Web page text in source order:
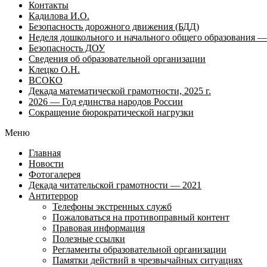
Контакты
Кадилова И.О.
Безопасность дорожного движения (БДД)
Неделя дошкольного и начального общего образования —
Безопасность ДОУ
Сведения об образовательной организации
Клецко О.Н.
ВСОКО
Декада математической грамотности, 2025 г.
2026 — Год единства народов России
Сокращение бюрократической нагрузки
Меню
Главная
Новости
Фотогалерея
Декада читательской грамотности — 2021
Антитеррор
Телефоны экстренных служб
Пожаловаться на противоправный контент
Правовая информация
Полезные ссылки
Регламенты образовательной организации
Памятки действий в чрезвычайных ситуациях